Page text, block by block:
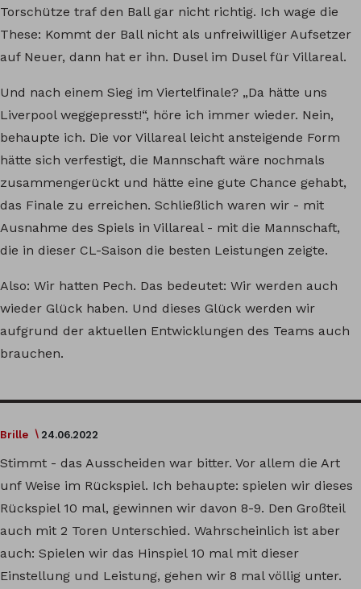
Torschütze traf den Ball gar nicht richtig. Ich wage die
These: Kommt der Ball nicht als unfreiwilliger Aufsetzer
auf Neuer, dann hat er ihn. Dusel im Dusel für Villareal.
Und nach einem Sieg im Viertelfinale? „Da hätte uns
Liverpool weggepresst!“, höre ich immer wieder. Nein,
behaupte ich. Die vor Villareal leicht ansteigende Form
hätte sich verfestigt, die Mannschaft wäre nochmals
zusammengerückt und hätte eine gute Chance gehabt,
das Finale zu erreichen. Schließlich waren wir - mit
Ausnahme des Spiels in Villareal - mit die Mannschaft,
die in dieser CL-Saison die besten Leistungen zeigte.
Also: Wir hatten Pech. Das bedeutet: Wir werden auch
wieder Glück haben. Und dieses Glück werden wir
aufgrund der aktuellen Entwicklungen des Teams auch
brauchen.
Brille 24.06.2022
Stimmt - das Ausscheiden war bitter. Vor allem die Art
unf Weise im Rückspiel. Ich behaupte: spielen wir dieses
Rückspiel 10 mal, gewinnen wir davon 8-9. Den Großteil
auch mit 2 Toren Unterschied. Wahrscheinlich ist aber
auch: Spielen wir das Hinspiel 10 mal mit dieser
Einstellung und Leistung, gehen wir 8 mal völlig unter.